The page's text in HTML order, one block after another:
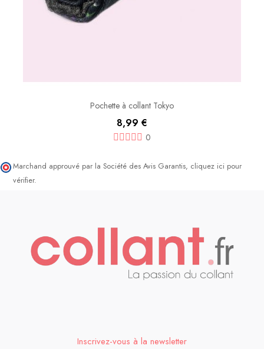
Pochette à collant Tokyo
8,99 €
0
Marchand approuvé par la Société des Avis Garantis, cliquez ici pour
vérifier.
Inscrivez-vous à la newsletter